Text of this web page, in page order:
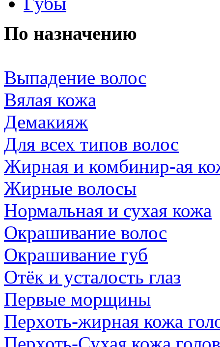
По назначению
Выпадение волос
Вялая кожа
Демакияж
Для всех типов волос
Жирная и комбинир-ая
Жирные волосы
Нормальная и сухая кожа
Окрашивание волос
Окрашивание губ
Отёк и усталость глаз
Первые морщины
Перхоть-жирная кожа